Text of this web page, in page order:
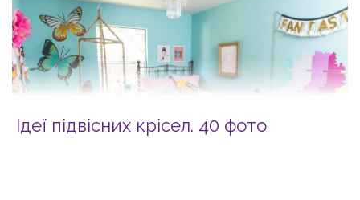
Ідеї підвісних крісел. 40 фото